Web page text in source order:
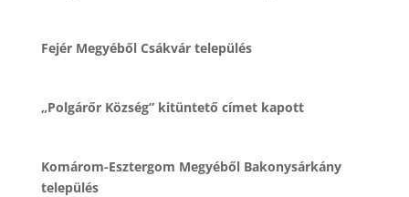
Fejér Megyéből Csákvár település
„Polgárőr Község” kitüntető címet kapott
Komárom-Esztergom Megyéből Bakonysárkány
település